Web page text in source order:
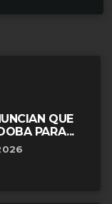
QUE
PARA...